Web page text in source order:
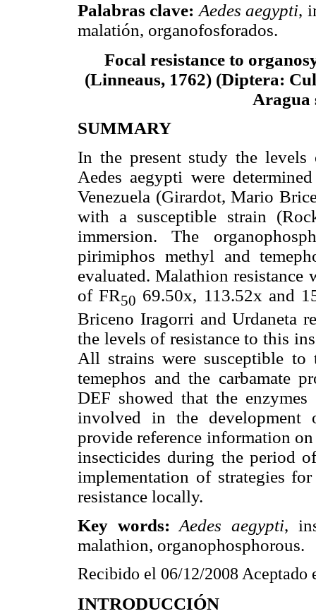
Palabras clave:Aedes aegypti,
malatión, organofosforados.
Focal resistance to
(Linneaus, 1762) (Diptera:
Aragua
SUMMARY
In the present study the
Aedes aegypti were
Venezuela (Girardot, Mario
with a susceptible strain
immersion. The
pirimiphos methyl and
evaluated. Malathion resistance
of FR50 69.50x, 113.52x and
Briceno Iragorri and Urdaneta
the levels of resistance to this
All strains were susceptible to
temephos and the carbamate
DEF showed that the
involved in the development
provide reference information
insecticides during the period
implementation of strategies
resistance locally.
Key words:Aedes aegypti,
malathion, organophosphorous.
Recibido el 06/12/2008 Aceptado
INTRODUCCIÓN